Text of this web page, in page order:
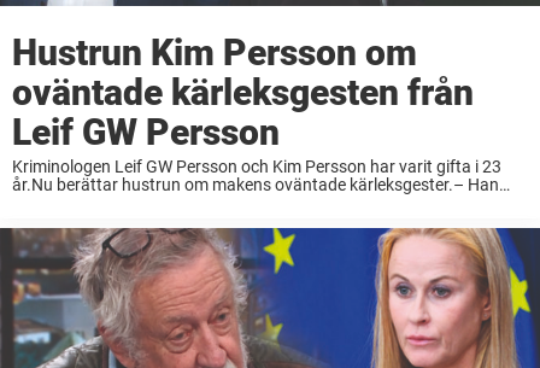
Hustrun Kim Persson om
oväntade kärleksgesten från
Leif GW Persson
Kriminologen Leif GW Persson och Kim Persson har varit gifta i 23
år.Nu berättar hustrun om makens oväntade kärleksgester.– Han